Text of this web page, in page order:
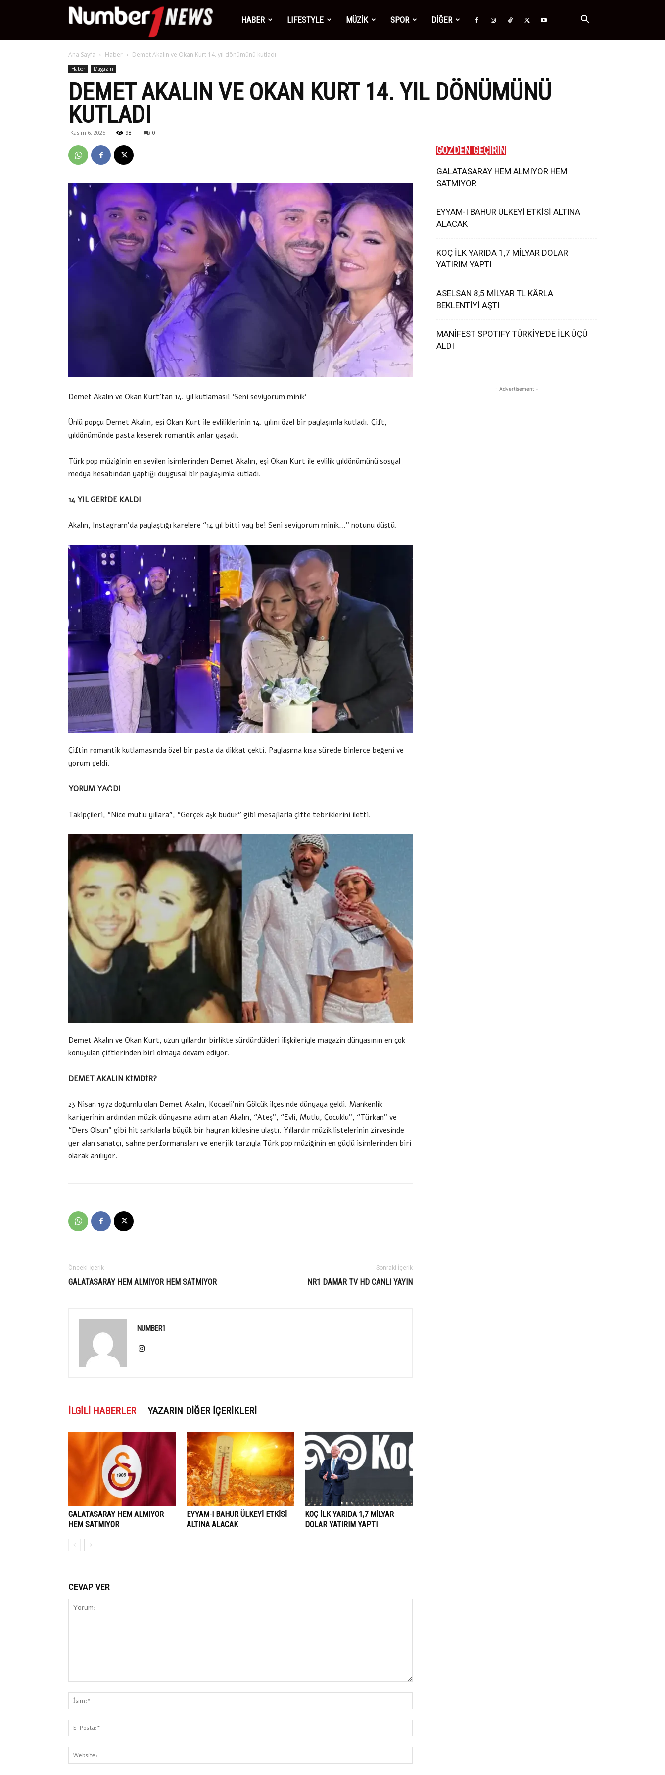
Number1
News
HABER LIFESTYLE MÜZİK SPOR DİĞER
Ana Sayfa Haber Demet Akalın ve Okan Kurt 14. yıl dönümünü kutladı
Haber Magazin
DEMET AKALIN VE OKAN KURT 14. YIL DÖNÜMÜNÜ
KUTLADI
Kasım 6, 2025 98 0
Demet Akalın ve Okan Kurt’tan 14. yıl kutlaması! ‘Seni seviyorum minik’
Ünlü popçu Demet Akalın, eşi Okan Kurt ile evliliklerinin 14. yılını özel bir paylaşımla kutladı. Çift,
yıldönümünde pasta keserek romantik anlar yaşadı.
Türk pop müziğinin en sevilen isimlerinden Demet Akalın, eşi Okan Kurt ile evlilik yıldönümünü sosyal
medya hesabından yaptığı duygusal bir paylaşımla kutladı.
14 YIL GERİDE KALDI
Akalın, Instagram’da paylaştığı karelere “14 yıl bitti vay be! Seni seviyorum minik…” notunu düştü.
Çiftin romantik kutlamasında özel bir pasta da dikkat çekti. Paylaşıma kısa sürede binlerce beğeni ve
yorum geldi.
YORUM YAĞDI
Takipçileri, “Nice mutlu yıllara”, “Gerçek aşk budur” gibi mesajlarla çifte tebriklerini iletti.
Demet Akalın ve Okan Kurt, uzun yıllardır birlikte sürdürdükleri ilişkileriyle magazin dünyasının en çok
konuşulan çiftlerinden biri olmaya devam ediyor.
DEMET AKALIN KİMDİR?
23 Nisan 1972 doğumlu olan Demet Akalın, Kocaeli’nin Gölcük ilçesinde dünyaya geldi. Mankenlik
kariyerinin ardından müzik dünyasına adım atan Akalın, “Ateş”, “Evli, Mutlu, Çocuklu”, “Türkan” ve
“Ders Olsun” gibi hit şarkılarla büyük bir hayran kitlesine ulaştı. Yıllardır müzik listelerinin zirvesinde
yer alan sanatçı, sahne performansları ve enerjik tarzıyla Türk pop müziğinin en güçlü isimlerinden biri
olarak anılıyor.
Önceki İçerik
GALATASARAY HEM ALMIYOR HEM SATMIYOR
Sonraki İçerik
NR1 DAMAR TV HD CANLI YAYIN
NUMBER1
İLGILI HABERLER YAZARIN DIĞER İÇERIKLERI
GALATASARAY HEM ALMIYOR
HEM SATMIYOR
EYYAM-I BAHUR ÜLKEYİ ETKİSİ
ALTINA ALACAK
KOÇ İLK YARIDA 1,7 MİLYAR
DOLAR YATIRIM YAPTI
CEVAP VER
GÖZDEN GEÇİRİN
GALATASARAY HEM ALMIYOR HEM
SATMIYOR
EYYAM-I BAHUR ÜLKEYİ ETKİSİ ALTINA
ALACAK
KOÇ İLK YARIDA 1,7 MİLYAR DOLAR
YATIRIM YAPTI
ASELSAN 8,5 MİLYAR TL KÂRLA
BEKLENTİYİ AŞTI
MANİFEST SPOTIFY TÜRKİYE’DE İLK ÜÇÜ
ALDI
- Advertisement -